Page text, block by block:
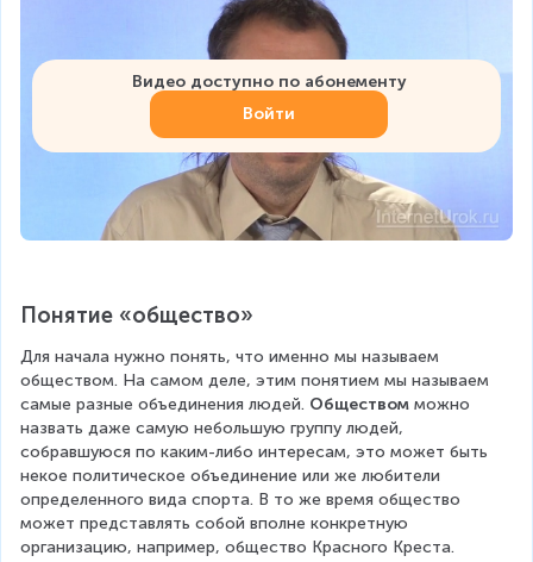
Видео доступно по абонементу
Войти
Понятие «общество»
Для начала нужно понять, что именно мы называем
обществом. На самом деле, этим понятием мы называем
самые разные объединения людей. Обществом можно
назвать даже самую небольшую группу людей,
собравшуюся по каким-либо интересам, это может быть
некое политическое объединение или же любители
определенного вида спорта. В то же время общество
может представлять собой вполне конкретную
организацию, например, общество Красного Креста.